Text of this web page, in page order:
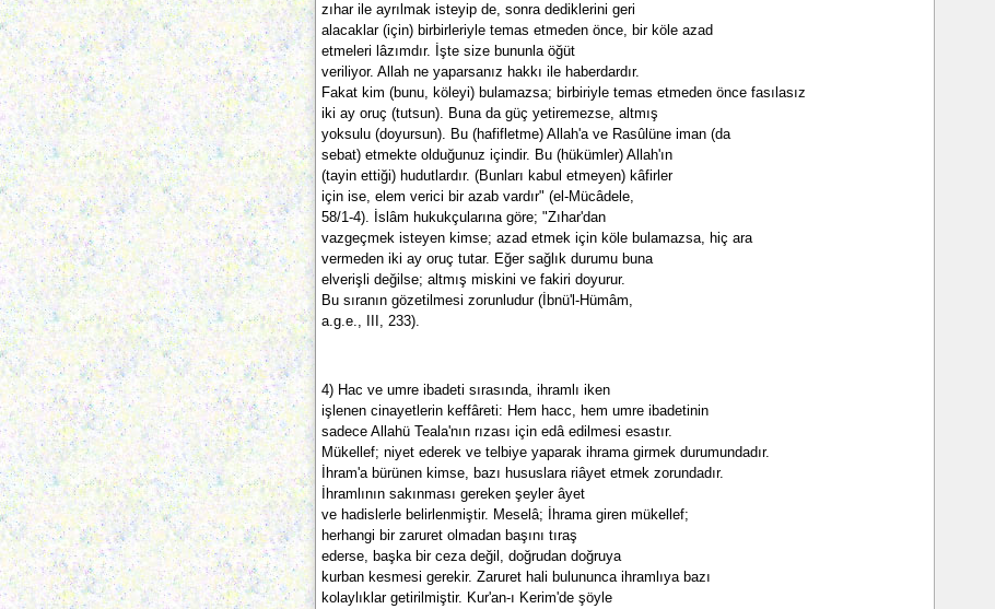
zıhar ile ayrılmak isteyip de, sonra dediklerini geri
alacaklar (için) birbirleriyle temas etmeden önce, bir köle azad
etmeleri lâzımdır. İşte size bununla öğüt
veriliyor. Allah ne yaparsanız hakkı ile haberdardır.
Fakat kim (bunu, köleyi) bulamazsa; birbiriyle temas etmeden önce fasılasız
iki ay oruç (tutsun). Buna da güç yetiremezse, altmış
yoksulu (doyursun). Bu (hafifletme) Allah'a ve Rasûlüne iman (da
sebat) etmekte olduğunuz içindir. Bu (hükümler) Allah'ın
(tayin ettiği) hudutlardır. (Bunları kabul etmeyen) kâfirler
için ise, elem verici bir azab vardır" (el-Mücâdele,
58/1-4). İslâm hukukçularına göre; "Zıhar'dan
vazgeçmek isteyen kimse; azad etmek için köle bulamazsa, hiç ara
vermeden iki ay oruç tutar. Eğer sağlık durumu buna
elverişli değilse; altmış miskini ve fakiri doyurur.
Bu sıranın gözetilmesi zorunludur (İbnü'l-Hümâm,
a.g.e., III, 233).
4) Hac ve umre ibadeti sırasında, ihramlı iken
işlenen cinayetlerin keffâreti: Hem hacc, hem umre ibadetinin
sadece Allahü Teala'nın rızası için edâ edilmesi esastır.
Mükellef; niyet ederek ve telbiye yaparak ihrama girmek durumundadır.
İhram'a bürünen kimse, bazı hususlara riâyet etmek zorundadır.
İhramlının sakınması gereken şeyler âyet
ve hadislerle belirlenmiştir. Meselâ; İhrama giren mükellef;
herhangi bir zaruret olmadan başını tıraş
ederse, başka bir ceza değil, doğrudan doğruya
kurban kesmesi gerekir. Zaruret hali bulununca ihramlıya bazı
kolaylıklar getirilmiştir. Kur'an-ı Kerim'de şöyle